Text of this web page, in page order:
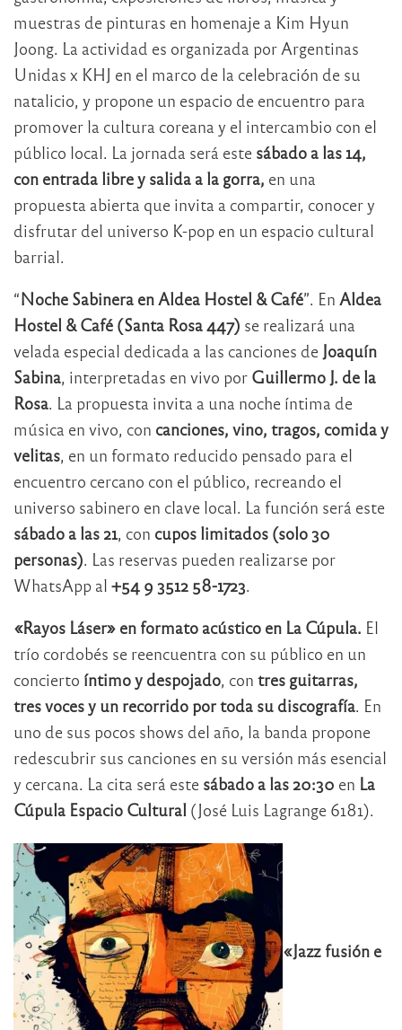
muestras de pinturas en homenaje a Kim Hyun
Joong. La actividad es organizada por Argentinas
Unidas x KHJ en el marco de la celebración de su
natalicio, y propone un espacio de encuentro para
promover la cultura coreana y el intercambio con el
público local. La jornada será este sábado a las 14,
con entrada libre y salida a la gorra, en una
propuesta abierta que invita a compartir, conocer y
disfrutar del universo K-pop en un espacio cultural
barrial.
“Noche Sabinera en Aldea Hostel & Café”. En Aldea
Hostel & Café (Santa Rosa 447) se realizará una
velada especial dedicada a las canciones de Joaquín
Sabina, interpretadas en vivo por Guillermo J. de la
Rosa. La propuesta invita a una noche íntima de
música en vivo, con canciones, vino, tragos, comida y
velitas, en un formato reducido pensado para el
encuentro cercano con el público, recreando el
universo sabinero en clave local. La función será este
sábado a las 21, con cupos limitados (solo 30
personas). Las reservas pueden realizarse por
WhatsApp al +54 9 3512 58-1723.
«Rayos Láser» en formato acústico en La Cúpula. El
trío cordobés se reencuentra con su público en un
concierto íntimo y despojado, con tres guitarras,
tres voces y un recorrido por toda su discografía. En
uno de sus pocos shows del año, la banda propone
redescubrir sus canciones en su versión más esencial
y cercana. La cita será este sábado a las 20:30 en La
Cúpula Espacio Cultural (José Luis Lagrange 6181).
«Jazz fusión e